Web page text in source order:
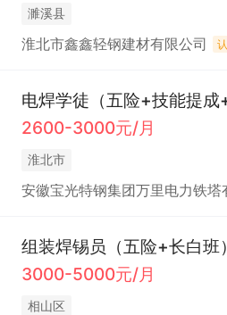
濉溪县
淮北市鑫鑫轻钢建材有限公司
电焊学徒（五险+技能提成
2600-3000元/月
淮北市
安徽宝光特钢集团万里电力铁塔
组装焊锡员（五险+长白班）
3000-5000元/月
相山区